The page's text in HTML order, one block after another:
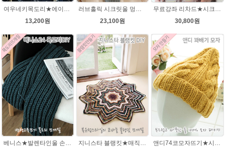
여우네키목도리★에이미울DIY 재료 패키지/유아목도리뜨기/아기목도리뜨개질/부드러운 베이비뜨개실로 제작 된 태교 손뜨개
13,200원
러브홀릭 시크릿울 멍석뜨기 목도리 뜨개질패키지
23,100원
무료강좌 리차드★시크릿울 꽈배기 목도리뜨기DIY 뜨개질
30,800원
베니스★발렌타인울 손뜨개질 목도리DIY 남녀커플 길라임목도리뜨개질
지니스타 블랭킷★매직그라데이션 뜨개실 코바늘뜨기블랭킷 이지프린트뜨개실 뜨개질
앤디74코모자뜨기★시크릿울3~4세용 모자뜨개질